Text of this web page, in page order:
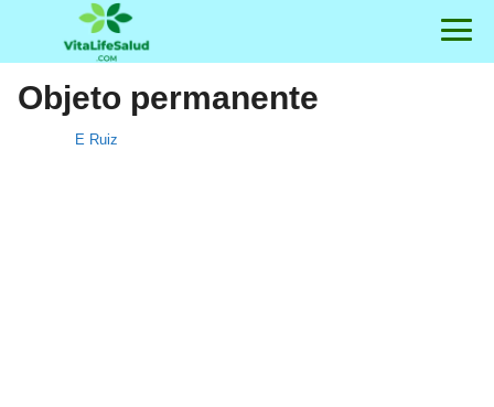
Objeto permanente
E Ruiz